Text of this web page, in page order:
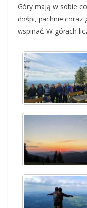
Góry mają w sobie
dośpi, pachnie coraz
wspinać. W górach